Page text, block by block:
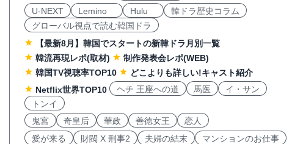
U-NEXT
Lemino Hulu
韓ドラ歴史コラム
グローバル視点で読む韓国ドラ
【最新8月】韓国でスタートの新韓ドラ月別一覧
韓流再現レポ(取材)
制作発表会レポ(WEB)
韓国TV視聴率TOP10
どこよりも詳しい!キャスト紹介
Netflix世界TOP10
ヘチ 王座への道 馬医
イ・サン
トンイ
鬼宮
奇皇后 華政 善徳女王
恋人
愛が来る
財閥 X 刑事2 夫婦の結末
マンションのお仕事